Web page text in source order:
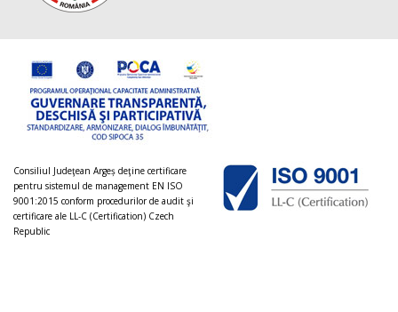
Consiliul Judeţean Argeș deţine certificare
pentru sistemul de management EN ISO
9001:2015 conform procedurilor de audit şi
certificare ale LL-C (Certification) Czech
Republic